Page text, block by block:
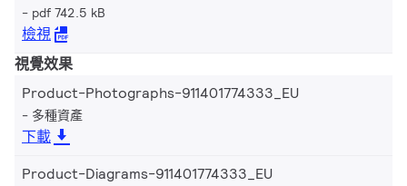
pdf 742.5 kB
檢視
視覺效果
Product-Photographs-911401774333_EU
多種資產
下載
Product-Diagrams-911401774333_EU